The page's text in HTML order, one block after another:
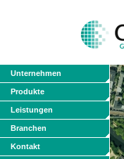
Unternehmen
Produkte
Leistungen
Branchen
Kontakt